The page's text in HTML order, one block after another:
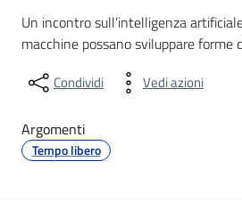
Un incontro sull’intelligenza
macchine possano sviluppare forme
Condividi Vedi azioni
Argomenti
Tempo libero